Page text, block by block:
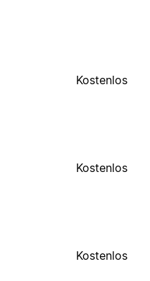
Kostenlos
Kostenlos
Kostenlos